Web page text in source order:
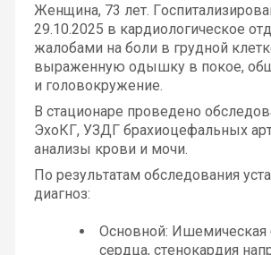
Женщина, 73 лет.
29.10.2025 в кардиологическое
жалобами на боли в грудной
выраженную одышку в покое,
и головокружение.
В стационаре проведено
ЭхоКГ, УЗДГ брахиоцефальных
анализы крови и мочи.
По результатам обследования
диагноз:
Основной: Ишемическая
сердца, стенокардия